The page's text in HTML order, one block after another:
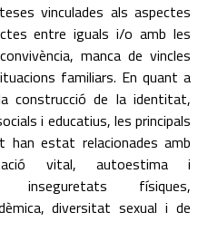
vinculades als aspectes
entre iguals i/o amb les
manca de vincles
familiars. En quant a
construcció de la identitat,
i educatius, les principals
han estat relacionades amb
vital, autoestima i
inseguretats físiques,
diversitat sexual i de